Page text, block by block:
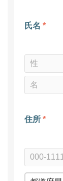
氏名 *
住所 *